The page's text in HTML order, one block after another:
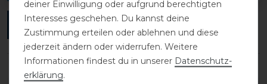
ANMELDEN
deiner Einwilligung oder aufgrund berechtigten
Interesses geschehen. Du kannst deine
Zustimmung erteilen oder ablehnen und diese
jederzeit ändern oder widerrufen. Weitere
Informationen findest du in unserer Daten­schutz­
erklärung.